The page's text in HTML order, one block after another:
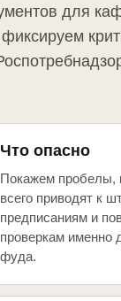
для
Что опасно
Покажем пробелы,
всего приводят к
предписаниям и
проверкам именно
фуда.